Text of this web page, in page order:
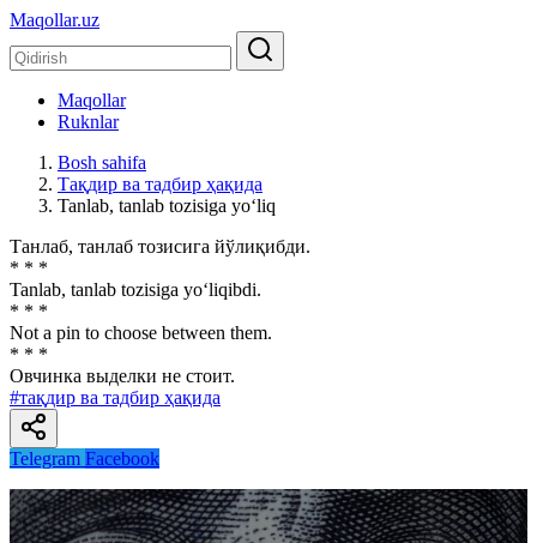
Maqollar.uz
Maqollar
Ruknlar
Bosh sahifa
Тақдир ва тадбир ҳақида
Tanlab, tanlab tozisiga yo‘liq
Танлаб, танлаб тозисига йўлиқибди.
* * *
Tanlab, tanlab tozisiga yo‘liqibdi.
* * *
Not a pin to choose between them.
* * *
Овчинка выделки не стоит.
#тақдир ва тадбир ҳақида
Telegram Facebook